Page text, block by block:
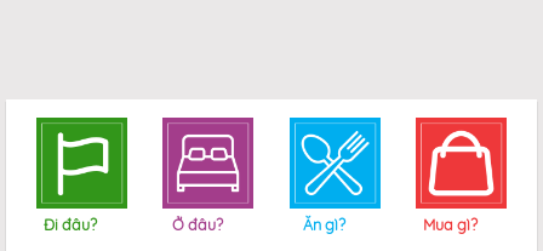
Đi đâu? Ở đâu? Ăn gì? Mua gì?